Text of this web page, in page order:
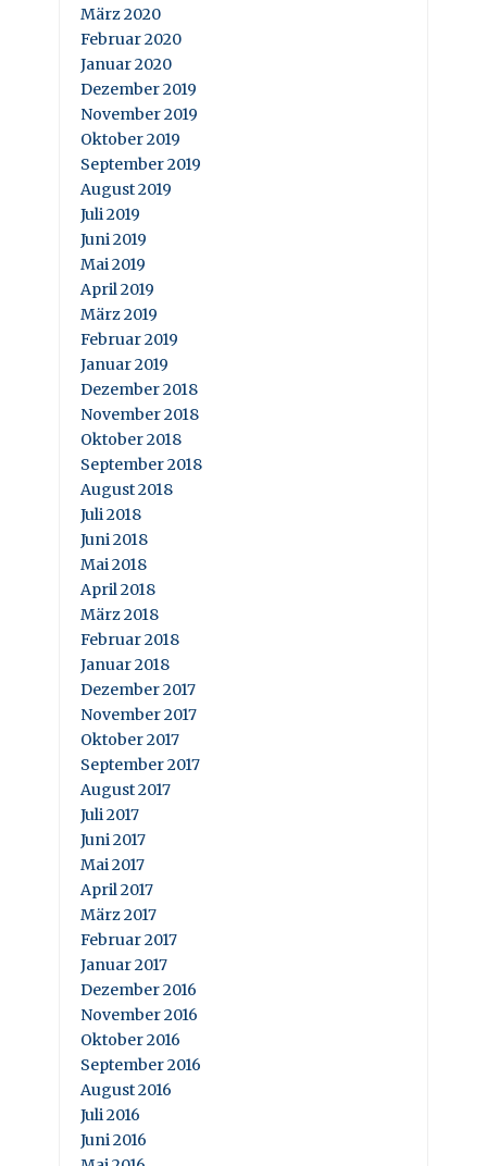
März 2020
Februar 2020
Januar 2020
Dezember 2019
November 2019
Oktober 2019
September 2019
August 2019
Juli 2019
Juni 2019
Mai 2019
April 2019
März 2019
Februar 2019
Januar 2019
Dezember 2018
November 2018
Oktober 2018
September 2018
August 2018
Juli 2018
Juni 2018
Mai 2018
April 2018
März 2018
Februar 2018
Januar 2018
Dezember 2017
November 2017
Oktober 2017
September 2017
August 2017
Juli 2017
Juni 2017
Mai 2017
April 2017
März 2017
Februar 2017
Januar 2017
Dezember 2016
November 2016
Oktober 2016
September 2016
August 2016
Juli 2016
Juni 2016